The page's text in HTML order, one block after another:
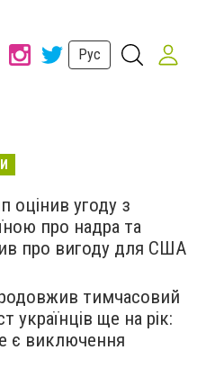
Рус
оцінив угоду з
про надра та
про вигоду для США
тимчасовий
українців ще на рік:
є виключення